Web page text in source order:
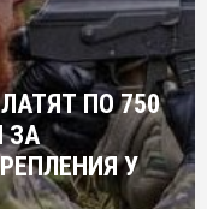
ПО 750
ЗА
У